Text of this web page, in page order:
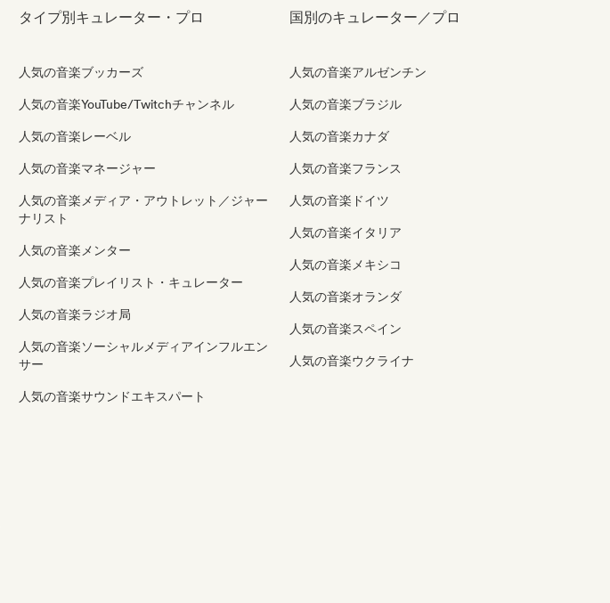
タイプ別キュレーター・プロ
人気の音楽ブッカーズ
人気の音楽YouTube/Twitchチャンネル
人気の音楽レーベル
人気の音楽マネージャー
人気の音楽メディア・アウトレット／ジャー
ナリスト
人気の音楽メンター
人気の音楽プレイリスト・キュレーター
人気の音楽ラジオ局
人気の音楽ソーシャルメディアインフルエン
サー
人気の音楽サウンドエキスパート
国別のキュレーター／プロ
人気の音楽アルゼンチン
人気の音楽ブラジル
人気の音楽カナダ
人気の音楽フランス
人気の音楽ドイツ
人気の音楽イタリア
人気の音楽メキシコ
人気の音楽オランダ
人気の音楽スペイン
人気の音楽ウクライナ